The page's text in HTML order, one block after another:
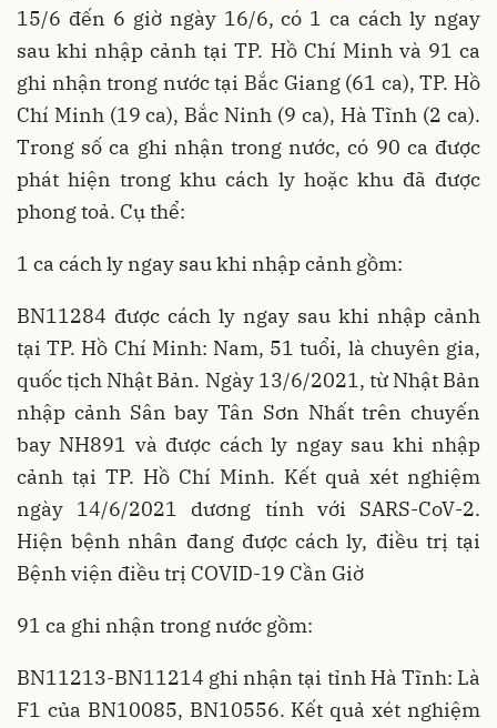
15/6 đến 6 giờ ngày 16/6, có 1 ca cách ly ngay
sau khi nhập cảnh tại TP. Hồ Chí Minh và 91 ca
ghi nhận trong nước tại Bắc Giang (61 ca), TP. Hồ
Chí Minh (19 ca), Bắc Ninh (9 ca), Hà Tĩnh (2 ca).
Trong số ca ghi nhận trong nước, có 90 ca được
phát hiện trong khu cách ly hoặc khu đã được
phong toả. Cụ thể:
1 ca cách ly ngay sau khi nhập cảnh gồm:
BN11284 được cách ly ngay sau khi nhập cảnh
tại TP. Hồ Chí Minh: Nam, 51 tuổi, là chuyên gia,
quốc tịch Nhật Bản. Ngày 13/6/2021, từ Nhật Bản
nhập cảnh Sân bay Tân Sơn Nhất trên chuyến
bay NH891 và được cách ly ngay sau khi nhập
cảnh tại TP. Hồ Chí Minh. Kết quả xét nghiệm
ngày 14/6/2021 dương tính với SARS-CoV-2.
Hiện bệnh nhân đang được cách ly, điều trị tại
Bệnh viện điều trị COVID-19 Cần Giờ
91 ca ghi nhận trong nước gồm:
BN11213-BN11214 ghi nhận tại tỉnh Hà Tĩnh: Là
F1 của BN10085, BN10556. Kết quả xét nghiệm